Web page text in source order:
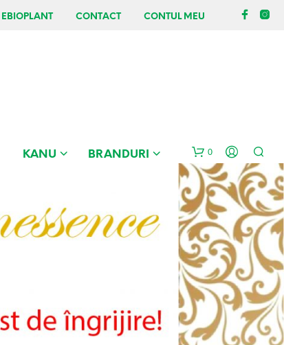
EBIOPLANT CONTACT CONTUL MEU
KANU BRANDURI 0